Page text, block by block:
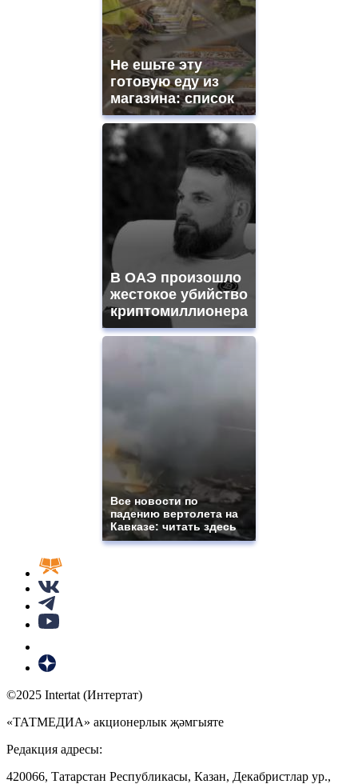
Не ешьте эту
готовую еду из
магазина: список
В ОАЭ произошло
жестокое убийство
криптомиллионера
Все новости по
падению вертолета на
Кавказе: читать здесь
©2025 Intertat (Интертат)
«ТАТМЕДИА» акционерлык җәмгыяте
Редакция адресы:
420066, Татарстан Республикасы, Казан, Декабристлар ур.,